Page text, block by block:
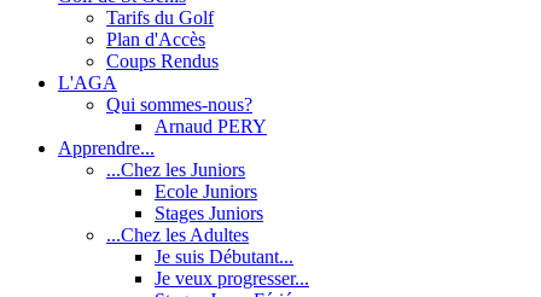
Tarifs du Golf
Plan d'Accès
Coups Rendus
L'AGA
Qui sommes-nous?
Arnaud PERY
Apprendre...
...Chez les Juniors
Ecole Juniors
Stages Juniors
...Chez les Adultes
Je suis Débutant...
Je veux progresser...